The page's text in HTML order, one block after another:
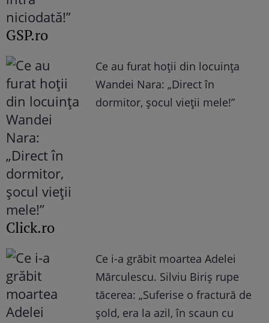
GSP.ro
Ce au furat hoții din locuința
Wandei Nara: „Direct în
dormitor, șocul vieții mele!”
Click.ro
Ce i-a grăbit moartea Adelei
Mărculescu. Silviu Biriș rupe
tăcerea: „Suferise o fractură de
șold, era la azil, în scaun cu